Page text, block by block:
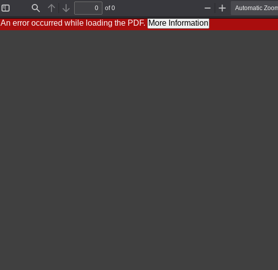
Sidebar
Find Previous
Next
of 0
Out
An error occurred while loading the PDF. More Information